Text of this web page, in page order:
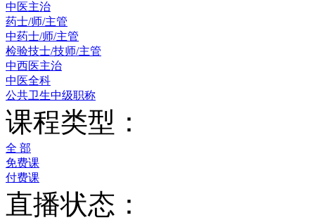
中医主治
药士/师/主管
中药士/师/主管
检验技士/技师/主管
中西医主治
中医全科
公共卫生中级职称
课程类型：
全 部
免费课
付费课
直播状态：